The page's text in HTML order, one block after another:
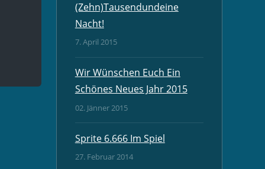
(Zehn)Tausendundeine
Nacht!
7. April 2015
Wir Wünschen Euch Ein
Schönes Neues Jahr 2015
02. Jänner 2015
Sprite 6.666 Im Spiel
27. Februar 2014